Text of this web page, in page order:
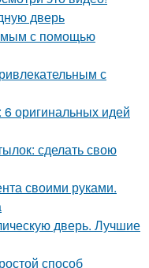
дверь
с помощью
с
6 оригинальных идей
сделать свою
своими руками.
дверь. Лучшие
способ